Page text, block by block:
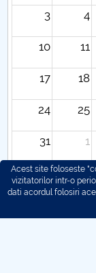
3 4
10 11
17 18
24 25
31 1
Acest site foloseste
vizitatorilor intr-o
dati acordul folosiri